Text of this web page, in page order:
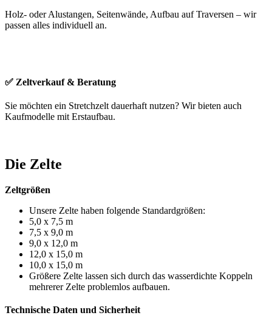
Holz- oder Alustangen, Seitenwände, Aufbau auf Traversen – wir
passen alles individuell an.
✅ Zeltverkauf & Beratung
Sie möchten ein Stretchzelt dauerhaft nutzen? Wir bieten auch
Kaufmodelle mit Erstaufbau.
Die Zelte
Zeltgrößen
Unsere Zelte haben folgende Standardgrößen:
5,0 x 7,5 m
7,5 x 9,0 m
9,0 x 12,0 m
12,0 x 15,0 m
10,0 x 15,0 m
Größere Zelte lassen sich durch das wasserdichte Koppeln
mehrerer Zelte problemlos aufbauen.
Technische Daten und Sicherheit